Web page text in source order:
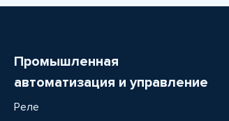
Промышленная
автоматизация и управление
Реле